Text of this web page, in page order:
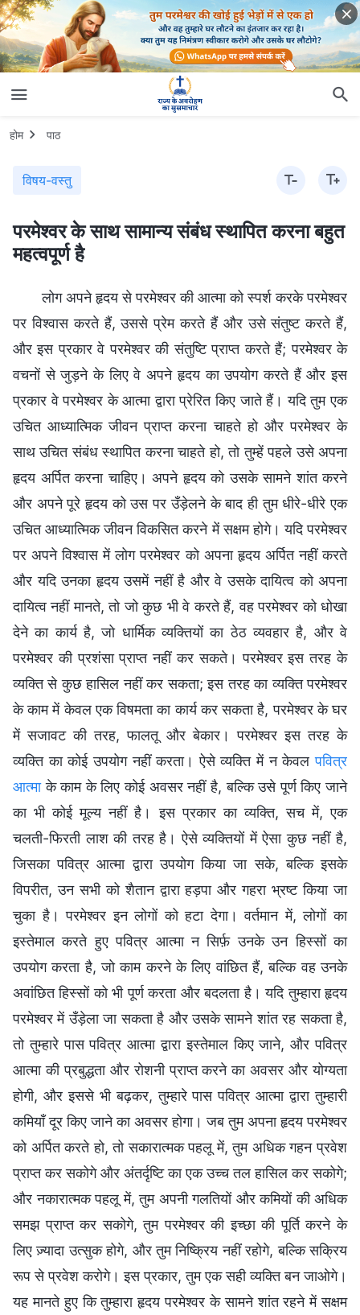
होम पाठ
विषय-वस्तु
परमेश्वर के साथ सामान्य संबंध स्थापित करना बहुत
महत्वपूर्ण है
लोग अपने हृदय से परमेश्वर की आत्मा को स्पर्श करके परमेश्वर
पर विश्वास करते हैं, उससे प्रेम करते हैं और उसे संतुष्ट करते हैं,
और इस प्रकार वे परमेश्वर की संतुष्टि प्राप्त करते हैं; परमेश्वर के
वचनों से जुड़ने के लिए वे अपने हृदय का उपयोग करते हैं और इस
प्रकार वे परमेश्वर के आत्मा द्वारा प्रेरित किए जाते हैं। यदि तुम एक
उचित आध्यात्मिक जीवन प्राप्त करना चाहते हो और परमेश्वर के
साथ उचित संबंध स्थापित करना चाहते हो, तो तुम्हें पहले उसे अपना
हृदय अर्पित करना चाहिए। अपने हृदय को उसके सामने शांत करने
और अपने पूरे हृदय को उस पर उँड़ेलने के बाद ही तुम धीरे-धीरे एक
उचित आध्यात्मिक जीवन विकसित करने में सक्षम होगे। यदि परमेश्वर
पर अपने विश्वास में लोग परमेश्वर को अपना हृदय अर्पित नहीं करते
और यदि उनका हृदय उसमें नहीं है और वे उसके दायित्व को अपना
दायित्व नहीं मानते, तो जो कुछ भी वे करते हैं, वह परमेश्वर को धोखा
देने का कार्य है, जो धार्मिक व्यक्तियों का ठेठ व्यवहार है, और वे
परमेश्वर की प्रशंसा प्राप्त नहीं कर सकते। परमेश्वर इस तरह के
व्यक्ति से कुछ हासिल नहीं कर सकता; इस तरह का व्यक्ति परमेश्वर
के काम में केवल एक विषमता का कार्य कर सकता है, परमेश्वर के घर
में सजावट की तरह, फालतू और बेकार। परमेश्वर इस तरह के
व्यक्ति का कोई उपयोग नहीं करता। ऐसे व्यक्ति में न केवलपवित्र
आत्माके काम के लिए कोई अवसर नहीं है, बल्कि उसे पूर्ण किए जाने
का भी कोई मूल्य नहीं है। इस प्रकार का व्यक्ति, सच में, एक
चलती-फिरती लाश की तरह है। ऐसे व्यक्तियों में ऐसा कुछ नहीं है,
जिसका पवित्र आत्मा द्वारा उपयोग किया जा सके, बल्कि इसके
विपरीत, उन सभी को शैतान द्वारा हड़पा और गहरा भ्रष्ट किया जा
चुका है। परमेश्वर इन लोगों को हटा देगा। वर्तमान में, लोगों का
इस्तेमाल करते हुए पवित्र आत्मा न सिर्फ़ उनके उन हिस्सों का
उपयोग करता है, जो काम करने के लिए वांछित हैं, बल्कि वह उनके
अवांछित हिस्सों को भी पूर्ण करता और बदलता है। यदि तुम्हारा हृदय
परमेश्वर में उँड़ेला जा सकता है और उसके सामने शांत रह सकता है,
तो तुम्हारे पास पवित्र आत्मा द्वारा इस्तेमाल किए जाने, और पवित्र
आत्मा की प्रबुद्धता और रोशनी प्राप्त करने का अवसर और योग्यता
होगी, और इससे भी बढ़कर, तुम्हारे पास पवित्र आत्मा द्वारा तुम्हारी
कमियाँ दूर किए जाने का अवसर होगा। जब तुम अपना हृदय परमेश्वर
को अर्पित करते हो, तो सकारात्मक पहलू में, तुम अधिक गहन प्रवेश
प्राप्त कर सकोगे और अंतर्दृष्टि का एक उच्च तल हासिल कर सकोगे;
और नकारात्मक पहलू में, तुम अपनी गलतियों और कमियों की अधिक
समझ प्राप्त कर सकोगे, तुम परमेश्वर की इच्छा की पूर्ति करने के
लिए ज़्यादा उत्सुक होगे, और तुम निष्क्रिय नहीं रहोगे, बल्कि सक्रिय
रूप से प्रवेश करोगे। इस प्रकार, तुम एक सही व्यक्ति बन जाओगे।
यह मानते हुए कि तुम्हारा हृदय परमेश्वर के सामने शांत रहने में सक्षम